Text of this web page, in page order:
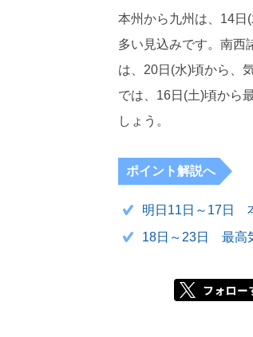
本州から九州は、14日
多い見込みです。南西
は、20日(水)頃から、
では、16日(土)頃から
しょう。
ポイント解説へ
明日11日～17日
18日～23日 最高